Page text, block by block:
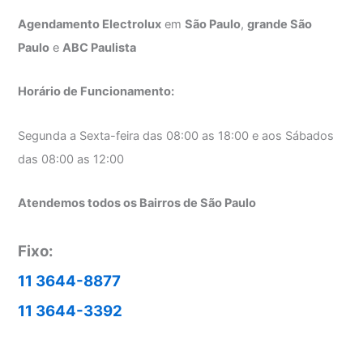
Agendamento Electrolux emSão Paulo,grande São
Paulo eABC Paulista
Horário de Funcionamento:
Segunda a Sexta-feira das 08:00 as 18:00 e aos Sábados
das 08:00 as 12:00
Atendemos todos os Bairros de São Paulo
Fixo:
11 3644-8877
11 3644-3392